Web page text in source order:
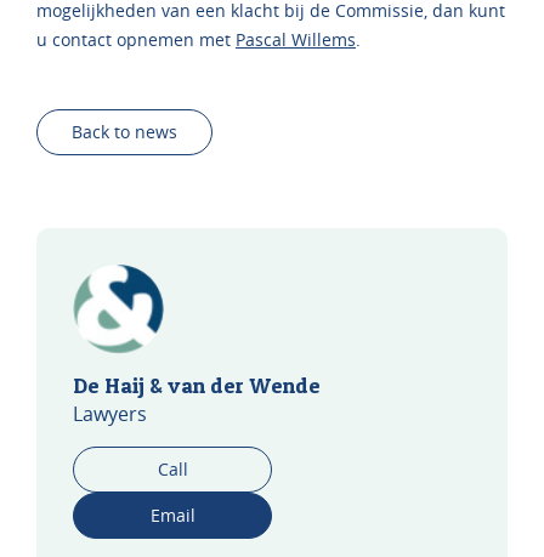
mogelijkheden van een klacht bij de Commissie, dan kunt
u contact opnemen met Pascal Willems.
Back to news
De Haij & van der Wende
Lawyers
Call
Email